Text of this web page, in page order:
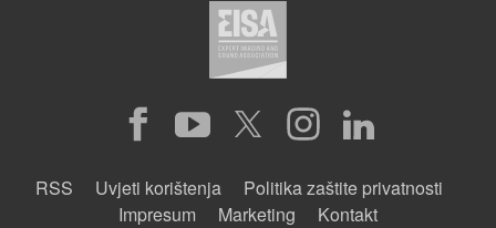
RSS Uvjeti korištenja
Politika zaštite privatnosti
Impresum
Marketing Kontakt